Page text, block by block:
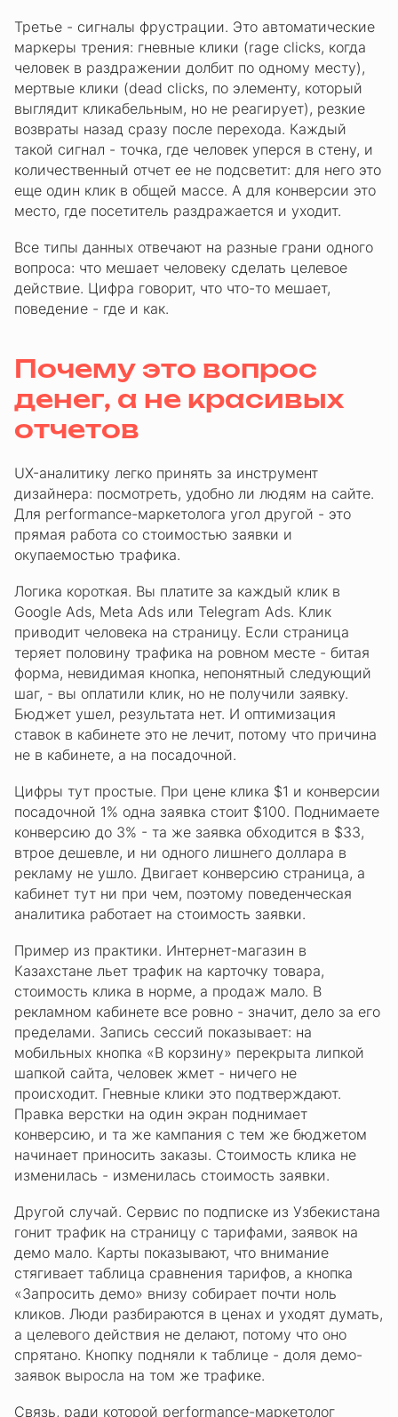
Третье - сигналы фрустрации. Это автоматические
маркеры трения: гневные клики (rage clicks, когда
человек в раздражении долбит по одному месту),
мертвые клики (dead clicks, по элементу, который
выглядит кликабельным, но не реагирует), резкие
возвраты назад сразу после перехода. Каждый
такой сигнал - точка, где человек уперся в стену, и
количественный отчет ее не подсветит: для него это
еще один клик в общей массе. А для конверсии это
место, где посетитель раздражается и уходит.
Все типы данных отвечают на разные грани одного
вопроса: что мешает человеку сделать целевое
действие. Цифра говорит, что что-то мешает,
поведение - где и как.
Почему это вопрос
денег, а не красивых
отчетов
UX-аналитику легко принять за инструмент
дизайнера: посмотреть, удобно ли людям на сайте.
Для performance-маркетолога угол другой - это
прямая работа со стоимостью заявки и
окупаемостью трафика.
Логика короткая. Вы платите за каждый клик в
Google Ads, Meta Ads или Telegram Ads. Клик
приводит человека на страницу. Если страница
теряет половину трафика на ровном месте - битая
форма, невидимая кнопка, непонятный следующий
шаг, - вы оплатили клик, но не получили заявку.
Бюджет ушел, результата нет. И оптимизация
ставок в кабинете это не лечит, потому что причина
не в кабинете, а на посадочной.
Цифры тут простые. При цене клика $1 и конверсии
посадочной 1% одна заявка стоит $100. Поднимаете
конверсию до 3% - та же заявка обходится в $33,
втрое дешевле, и ни одного лишнего доллара в
рекламу не ушло. Двигает конверсию страница, а
кабинет тут ни при чем, поэтому поведенческая
аналитика работает на стоимость заявки.
Пример из практики. Интернет-магазин в
Казахстане льет трафик на карточку товара,
стоимость клика в норме, а продаж мало. В
рекламном кабинете все ровно - значит, дело за его
пределами. Запись сессий показывает: на
мобильных кнопка «В корзину» перекрыта липкой
шапкой сайта, человек жмет - ничего не
происходит. Гневные клики это подтверждают.
Правка верстки на один экран поднимает
конверсию, и та же кампания с тем же бюджетом
начинает приносить заказы. Стоимость клика не
изменилась - изменилась стоимость заявки.
Другой случай. Сервис по подписке из Узбекистана
гонит трафик на страницу с тарифами, заявок на
демо мало. Карты показывают, что внимание
стягивает таблица сравнения тарифов, а кнопка
«Запросить демо» внизу собирает почти ноль
кликов. Люди разбираются в ценах и уходят думать,
а целевого действия не делают, потому что оно
спрятано. Кнопку подняли к таблице - доля демо-
заявок выросла на том же трафике.
Связь, ради которой performance-маркетолог